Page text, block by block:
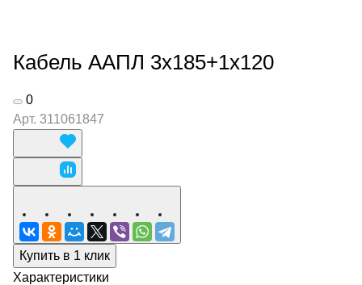
Кабель ААПЛ 3х185+1х120
0
Арт. 311061847
Купить в 1 клик
Характеристики